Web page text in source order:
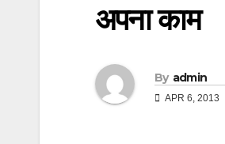
अपना काम
By admin
APR 6, 2013